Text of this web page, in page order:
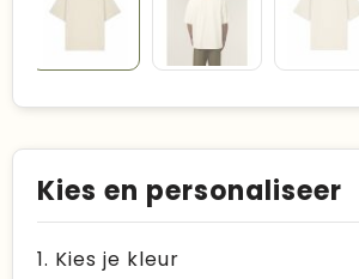
Kies en personaliseer
1. Kies je kleur